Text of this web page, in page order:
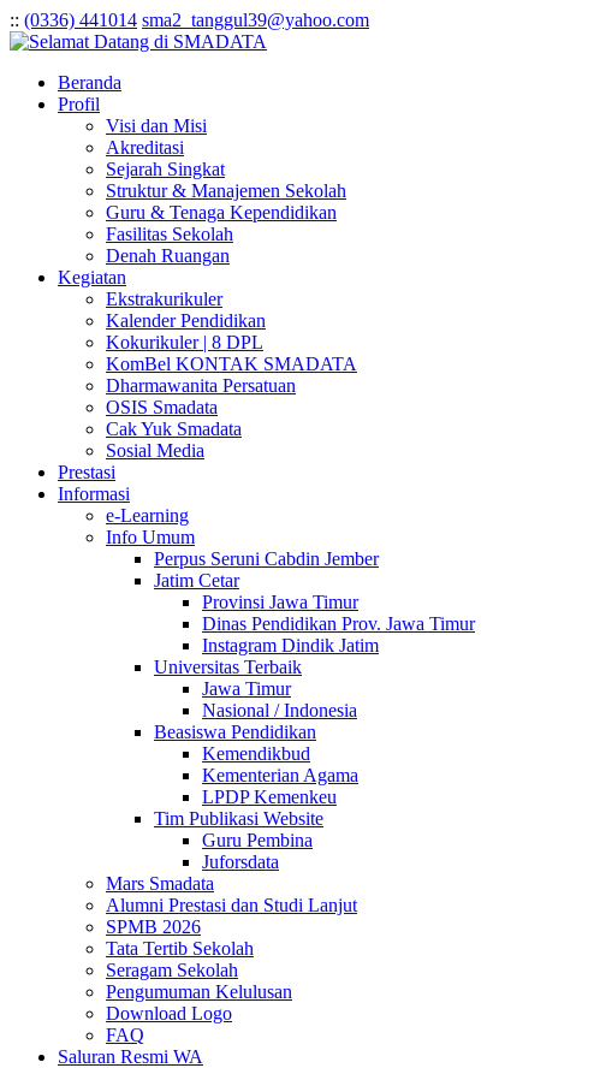
:: (0336) 441014 sma2_tanggul39@yahoo.com
Beranda
Profil
Visi dan Misi
Akreditasi
Sejarah Singkat
Struktur & Manajemen Sekolah
Guru & Tenaga Kependidikan
Fasilitas Sekolah
Denah Ruangan
Kegiatan
Ekstrakurikuler
Kalender Pendidikan
Kokurikuler | 8 DPL
KomBel KONTAK SMADATA
Dharmawanita Persatuan
OSIS Smadata
Cak Yuk Smadata
Sosial Media
Prestasi
Informasi
e-Learning
Info Umum
Perpus Seruni Cabdin Jember
Jatim Cetar
Provinsi Jawa Timur
Dinas Pendidikan Prov. Jawa Timur
Instagram Dindik Jatim
Universitas Terbaik
Jawa Timur
Nasional / Indonesia
Beasiswa Pendidikan
Kemendikbud
Kementerian Agama
LPDP Kemenkeu
Tim Publikasi Website
Guru Pembina
Juforsdata
Mars Smadata
Alumni Prestasi dan Studi Lanjut
SPMB 2026
Tata Tertib Sekolah
Seragam Sekolah
Pengumuman Kelulusan
Download Logo
FAQ
Saluran Resmi WA